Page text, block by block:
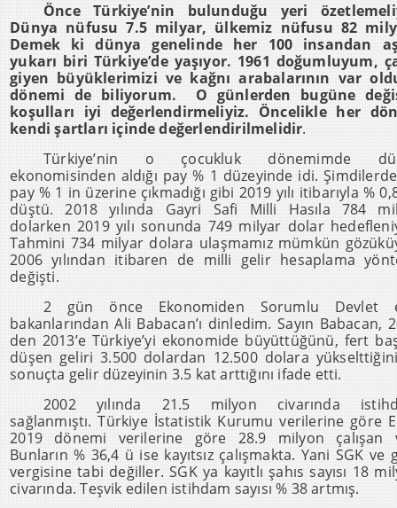
Önce Türkiye’nin bulunduğu yeri
Dünya nüfusu 7.5 milyar, ülkemiz nüfusu 82
Demek ki dünya genelinde her 100 insandan
yukarı biri Türkiye’de yaşıyor. 1961 doğumluyum,
giyen büyüklerimizi ve kağnı arabalarının var
dönemi de biliyorum. O günlerden bugüne
koşulları iyi değerlendirmeliyiz. Öncelikle her
kendi şartları içinde değerlendirilmelidir.
Türkiye’nin o çocukluk dönemimde
ekonomisinden aldığı pay % 1 düzeyinde idi.
pay % 1 in üzerine çıkmadığı gibi 2019 yılı itibarıyla %
düştü. 2018 yılında Gayri Safi Milli Hasıla 784
dolarken 2019 yılı sonunda 749 milyar dolar
Tahmini 734 milyar dolara ulaşmamız mümkün
2006 yılından itibaren de milli gelir hesaplama
değişti.
2 gün önce Ekonomiden Sorumlu Devlet
bakanlarından Ali Babacan’ı dinledim. Sayın Babacan,
den 2013’e Türkiye’yi ekonomide büyüttüğünü, fert
düşen geliri 3.500 dolardan 12.500 dolara
sonuçta gelir düzeyinin 3.5 kat arttığını ifade etti.
2002 yılında 21.5 milyon civarında
sağlanmıştı. Türkiye İstatistik Kurumu verilerine göre
2019 dönemi verilerine göre 28.9 milyon çalışan
Bunların % 36,4 ü ise kayıtsız çalışmakta. Yani SGK ve
vergisine tabi değiller. SGK ya kayıtlı şahıs sayısı 18
civarında. Teşvik edilen istihdam sayısı % 38 artmış.